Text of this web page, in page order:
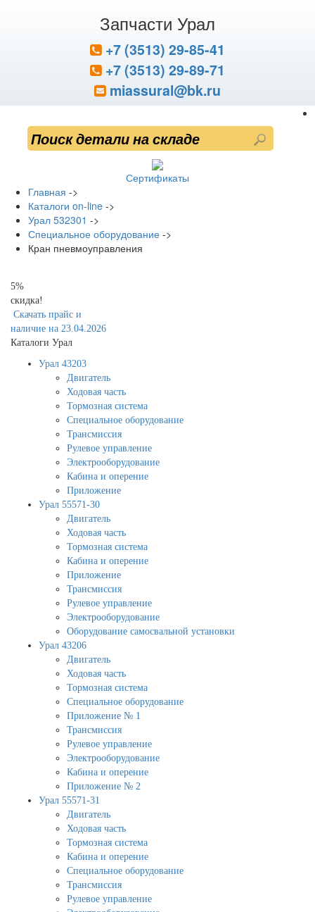
Запчасти Урал
+7 (3513) 29-85-41
+7 (3513) 29-89-71
miassural@bk.ru
Сертификаты
Главная ->
Каталоги on-line ->
Урал 532301 ->
Специальное оборудование ->
Кран пневмоуправления
5%
скидка!
Скачать прайс и
наличие на 23.04.2026
Каталоги Урал
Урал 43203
Двигатель
Ходовая часть
Тормозная система
Специальное оборудование
Трансмиссия
Рулевое управление
Электрооборудование
Кабина и оперение
Приложение
Урал 55571-30
Двигатель
Ходовая часть
Тормозная система
Кабина и оперение
Приложение
Трансмиссия
Рулевое управление
Электрооборудование
Оборудование самосвальной установки
Урал 43206
Двигатель
Ходовая часть
Тормозная система
Специальное оборудование
Приложение № 1
Трансмиссия
Рулевое управление
Электрооборудование
Кабина и оперение
Приложение № 2
Урал 55571-31
Двигатель
Ходовая часть
Тормозная система
Кабина и оперение
Специальное оборудование
Трансмиссия
Рулевое управление